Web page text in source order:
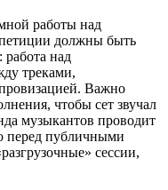
работы над
должны быть
над
треками,
Важно
чтобы сет звучал
музыкантов проводит
перед публичными
сессии,